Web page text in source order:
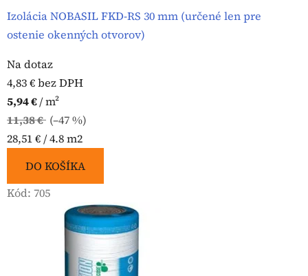
Izolácia NOBASIL FKD-RS 30 mm (určené len pre
ostenie okenných otvorov)
Na dotaz
4,83 € bez DPH
5,94 €/ m²
11,38 € (–47 %)
Jednotková
28,51 € / 4.8 m2
DO KOŠÍKA
Kód: 705